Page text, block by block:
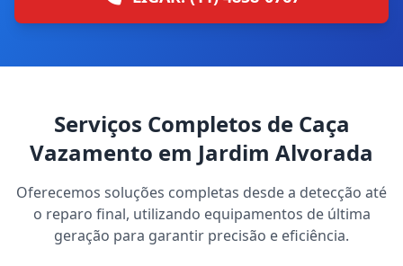
Serviços Completos de Caça
Vazamento em Jardim Alvorada
Oferecemos soluções completas desde a detecção até
o reparo final, utilizando equipamentos de última
geração para garantir precisão e eficiência.